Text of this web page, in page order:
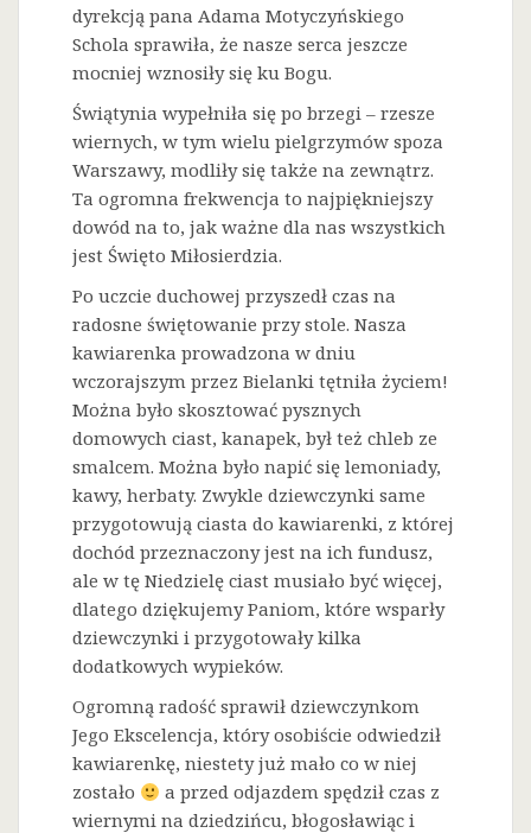
dyrekcją pana Adama Motyczyńskiego
Schola sprawiła, że nasze serca jeszcze
mocniej wznosiły się ku Bogu.
Świątynia wypełniła się po brzegi – rzesze
wiernych, w tym wielu pielgrzymów spoza
Warszawy, modliły się także na zewnątrz.
Ta ogromna frekwencja to najpiękniejszy
dowód na to, jak ważne dla nas wszystkich
jest Święto Miłosierdzia.
Po uczcie duchowej przyszedł czas na
radosne świętowanie przy stole. Nasza
kawiarenka prowadzona w dniu
wczorajszym przez Bielanki tętniła życiem!
Można było skosztować pysznych
domowych ciast, kanapek, był też chleb ze
smalcem. Można było napić się lemoniady,
kawy, herbaty. Zwykle dziewczynki same
przygotowują ciasta do kawiarenki, z której
dochód przeznaczony jest na ich fundusz,
ale w tę Niedzielę ciast musiało być więcej,
dlatego dziękujemy Paniom, które wsparły
dziewczynki i przygotowały kilka
dodatkowych wypieków.
Ogromną radość sprawił dziewczynkom
Jego Ekscelencja, który osobiście odwiedził
kawiarenkę, niestety już mało co w niej
zostało
a przed odjazdem spędził czas z
wiernymi na dziedzińcu, błogosławiąc i